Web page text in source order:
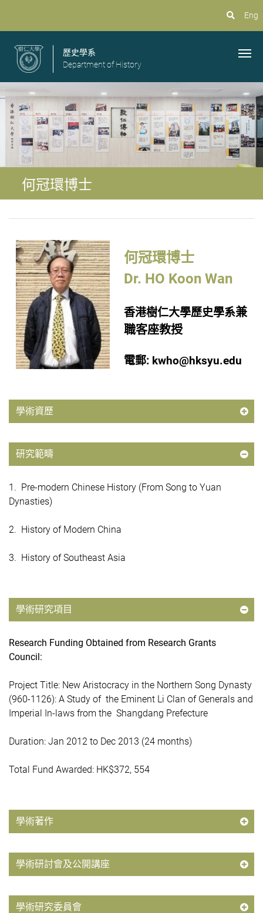
Eng
歷史學系
Department of History
何冠環博士
何冠環博士
Dr. HO Koon Wan
香港樹仁大學歷史學系兼
職客座教授
電郵: kwho@hksyu.edu
學術資歷
研究範疇
1. Pre-modern Chinese History (From Song to Yuan
Dynasties)
2. History of Modern China
3. History of Southeast Asia
學術研究項目
Research Funding Obtained from Research Grants
Council:
Project Title: New Aristocracy in the Northern Song Dynasty
(960-1126): A Study of the Eminent Li Clan of Generals and
Imperial In-laws from the Shangdang Prefecture
Duration: Jan 2012 to Dec 2013 (24 months)
Total Fund Awarded: HK$372, 554
學術著作
學術研討會及公開講座
學術研究委員會